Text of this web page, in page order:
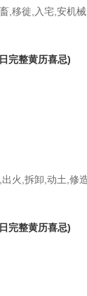
,移徙,入宅,安机
完整黄历喜忌)
出火,拆卸,动土,
完整黄历喜忌)